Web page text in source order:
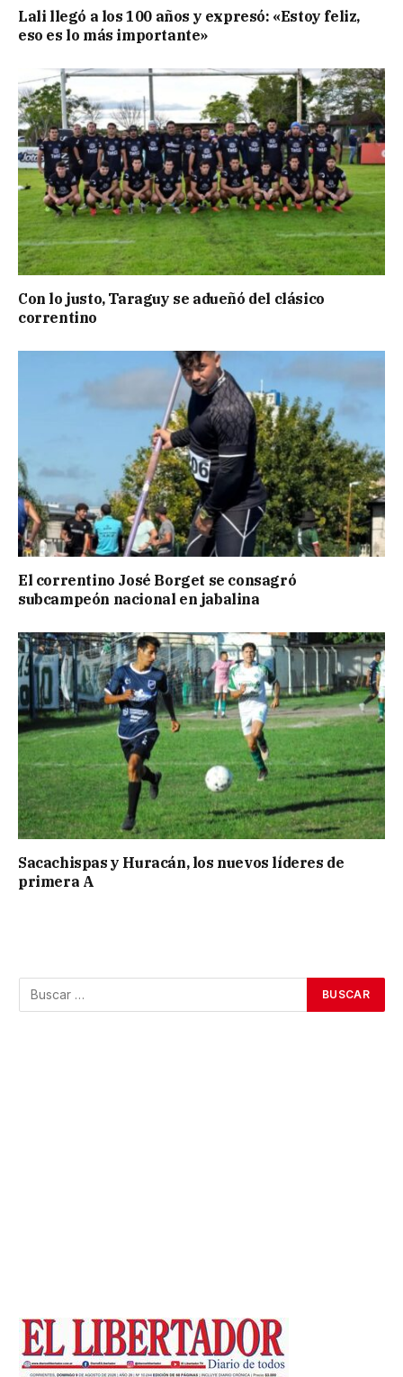
Lali llegó a los 100 años y expresó: «Estoy feliz,
eso es lo más importante»
Con lo justo, Taraguy se adueñó del clásico
correntino
El correntino José Borget se consagró
subcampeón nacional en jabalina
Sacachispas y Huracán, los nuevos líderes de
primera A